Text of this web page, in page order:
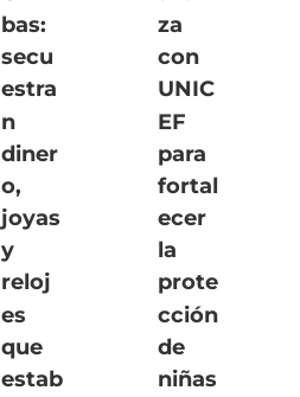
bas:
secu
estra
n
diner
o,
joyas
y
reloj
es
que
estab
za
con
UNIC
EF
para
fortal
ecer
la
prote
cción
de
niñas